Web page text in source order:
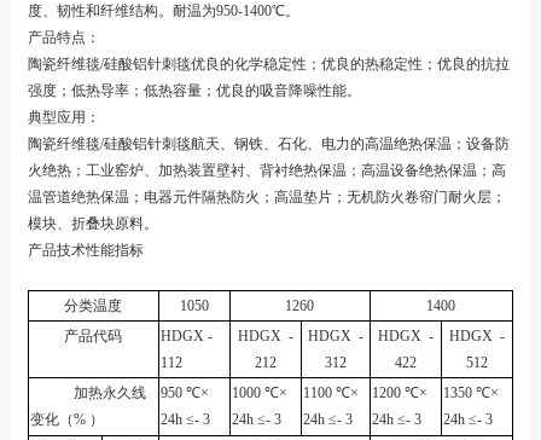
度、韧性和纤维结构。耐温为950-1400℃。
产品特点：
陶瓷纤维毯/硅酸铝针刺毯优良的化学稳定性；优良的热稳定性；优良的抗拉
强度；低热导率；低热容量；优良的吸音降噪性能。
典型应用：
陶瓷纤维毯/硅酸铝针刺毯航天、钢铁、石化、电力的高温绝热保温；设备防
火绝热；工业窑炉、加热装置壁衬、背衬绝热保温；高温设备绝热保温；高
温管道绝热保温；电器元件隔热防火；高温垫片；无机防火卷帘门耐火层；
模块、折叠块原料。
产品技术性能指标
分类温度 1050 1260
1400
产品代码
HDGX -
112
HDGX -
212
HDGX -
312
HDGX -
422
HDGX -
512
加热永久线
变化（% ）
950 ℃×
24h ≤- 3
1000 ℃×
24h ≤- 3
1100 ℃×
24h ≤- 3
1200 ℃×
24h ≤- 3
1350 ℃×
24h ≤- 3